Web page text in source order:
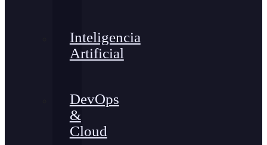
Inteligencia
Artificial
DevOps
&
Cloud